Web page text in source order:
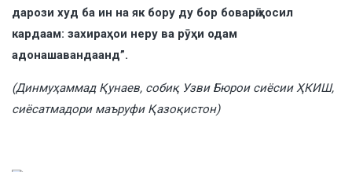
дарози худ ба ин на як бору ду бор боварӣ ҳосил
кардаам: захираҳои неру ва рӯҳи одам
адонашавандаанд”.
(Динмуҳаммад Қунаев, собиқ Узви Бюрои сиёсии ҲКИШ,
сиёсатмадори маъруфи Қазоқистон)